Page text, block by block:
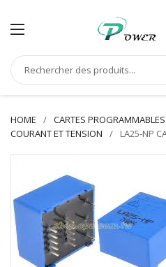
HOME CARTES
COURANT ET TENSION
LA25-NP